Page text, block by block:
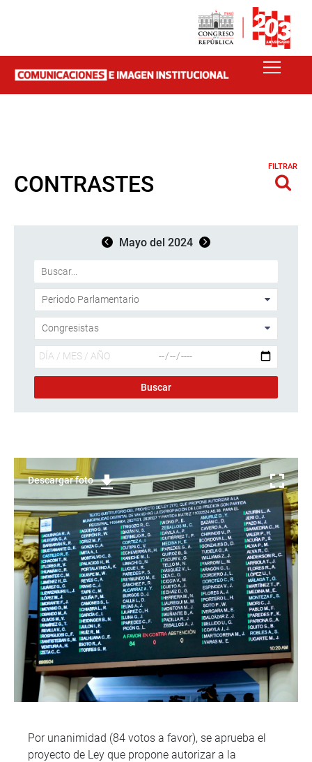
CONTRASTES
FILTRAR
Mayo del 2024
Descargar foto
Por unanimidad (84 votos a favor), se aprueba el
proyecto de Ley que propone autorizar a la